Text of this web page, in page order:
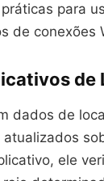
para
de conexões
de
dados de
ele